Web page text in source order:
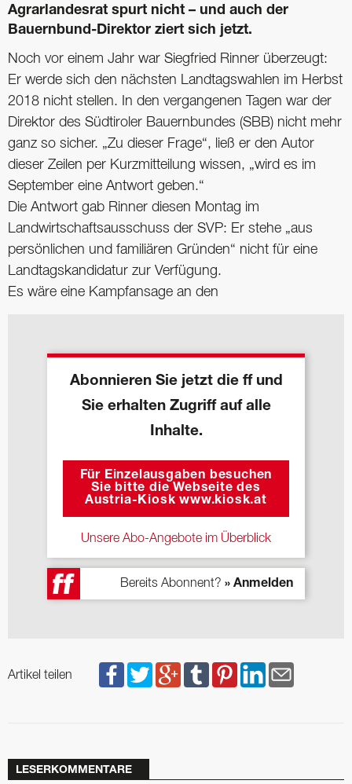
Agrarlandesrat spurt nicht – und auch der
Bauernbund-Direktor ziert sich jetzt.
Noch vor einem Jahr war Siegfried Rinner überzeugt:
Er werde sich den nächsten Landtagswahlen im Herbst
2018 nicht stellen. In den vergangenen Tagen war der
Direktor des Südtiroler Bauernbundes (SBB) nicht mehr
ganz so sicher. „Zu dieser Frage“, ließ er den Autor
dieser Zeilen per Kurzmitteilung wissen, „wird es im
September eine Antwort geben.“
Die Antwort gab Rinner diesen Montag im
Landwirtschaftsausschuss der SVP: Er stehe „aus
persönlichen und familiären Gründen“ nicht für eine
Landtagskandidatur zur Verfügung.
Es wäre eine Kampfansage an den
Abonnieren Sie jetzt die ff und
Sie erhalten Zugriff auf alle
Inhalte.
Für Einzelausgaben besuchen
Sie bitte die Webseite des
Austria-Kiosk www.kiosk.at
Unsere Abo-Angebote im Überblick
Bereits Abonnent? » Anmelden
Artikel teilen
LESERKOMMENTARE